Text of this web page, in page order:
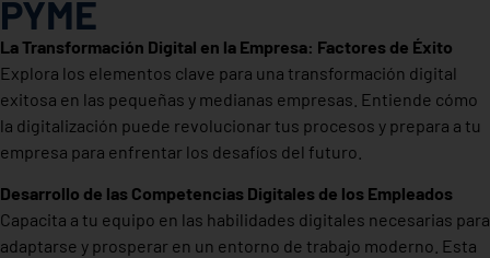
PYME
La Transformación Digital en la Empresa: Factores de Éxito
Explora los elementos clave para una transformación digital
exitosa en las pequeñas y medianas empresas. Entiende cómo
la digitalización puede revolucionar tus procesos y prepara a tu
empresa para enfrentar los desafíos del futuro.
Desarrollo de las Competencias Digitales de los Empleados
Capacita a tu equipo en las habilidades digitales necesarias para
adaptarse y prosperar en un entorno de trabajo moderno. Esta